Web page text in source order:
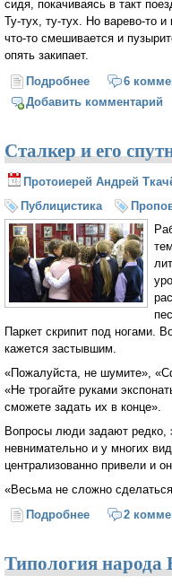
сидя, покачиваясь в такт
Ту-тух, ту-тух. Но варево-то
что-то смешивается и
опять закипает.
Подробнее о Радиация
6
Добавить комментарий
Сталкер и его
Протоиерей Андрей
Публицистика
Паркет скрипит под ногами.
кажется застывшим.
«Пожалуйста, не шумите»,
«Не трогайте руками
сможете задать их в конце».
Вопросы люди задают редко,
невнимательно и у многих
централизованно привели и
«Весьма не сложно
Подробнее о Сталкер и
2
Типология народа